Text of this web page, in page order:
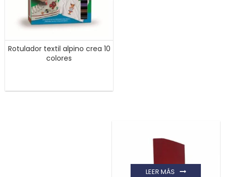
Rotulador textil alpino crea 10
colores
LEER MÁS